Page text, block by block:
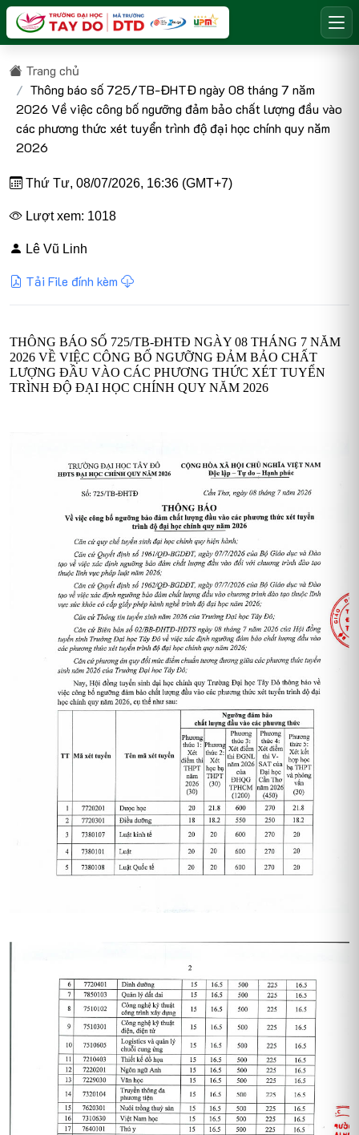
Trang chủ
Thông báo số 725/TB-ĐHTĐ ngày 08 tháng 7 năm
2026 Về việc công bố ngưỡng đảm bảo chất lượng đầu vào
các phương thức xét tuyển trình độ đại học chính quy năm
2026
Thứ Tư, 08/07/2026, 16:36 (GMT+7)
Lượt xem: 1018
Lê Vũ Linh
Tải File đính kèm
THÔNG BÁO SỐ 725/TB-ĐHTĐ NGÀY 08 THÁNG 7 NĂM
2026 VỀ VIỆC CÔNG BỐ NGƯỠNG ĐẢM BẢO CHẤT
LƯỢNG ĐẦU VÀO CÁC PHƯƠNG THỨC XÉT TUYỂN
TRÌNH ĐỘ ĐẠI HỌC CHÍNH QUY NĂM 2026